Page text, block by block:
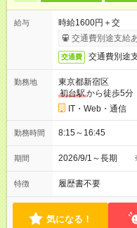
給与
時給1600円＋交
交通費別途支給
交通費 交通費別途
勤務地
東京都新宿区
初台駅から徒歩5分
IT・Web・通信
勤務時間 8:15～16:45
期間 2026/9/1～長期
特徴 履歴書不要
気になる！